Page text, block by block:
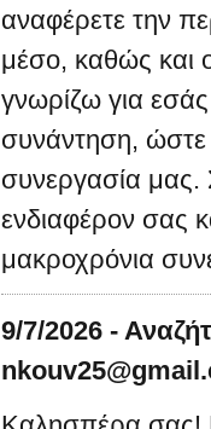
αναφέρετε την
μέσο, καθώς και
γνωρίζω για
συνάντηση, ώστε
συνεργασία μας.
ενδιαφέρον σας
μακροχρόνια
9/7/2026 -